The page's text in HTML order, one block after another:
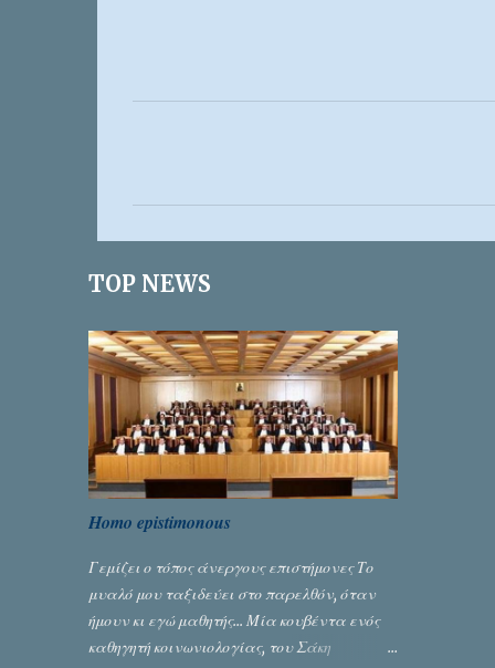
α
TOP NEWS
Homo epistimonous
Γεμίζει ο τόπος άνεργους επιστήμονες Το
μυαλό μου ταξιδεύει στο παρελθόν, όταν
ήμουν κι εγώ μαθητής... Μία κουβέντα ενός
καθηγητή κοινωνιολογίας, του Σάκη